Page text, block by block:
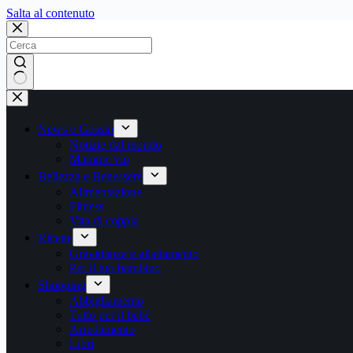
Salta al contenutoSalta
contenuto
Nessun
risultato
News e Gossip
Notizie dal mondo
Mamme vip
Bellezza e Benessere
Alimentazione
Fitness
Vita di coppia
Ricette
Gravidanza e allattamento
Per il tuo bambino
Shopping
Abbigliamento
Tutto per il bebè
Arredamento
Libri